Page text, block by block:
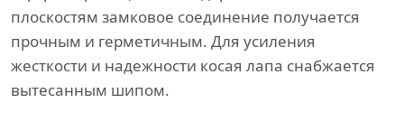
плоскостям замковое соединение получается
прочным и герметичным. Для усиления
жесткости и надежности косая лапа снабжается
вытесанным шипом.